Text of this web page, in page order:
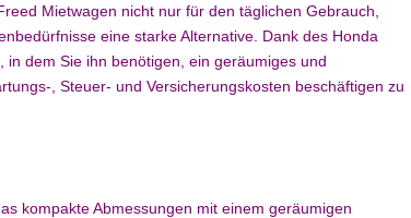
Mietwagen nicht nur für den täglichen Gebrauch,
eine starke Alternative. Dank des Honda
dem Sie ihn benötigen, ein geräumiges und
, Steuer- und Versicherungskosten beschäftigen zu
kompakte Abmessungen mit einem geräumigen